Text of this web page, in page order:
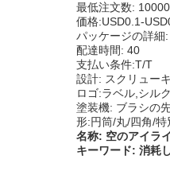
最低注文数: 10000
価格:USD0.1-
パッケージの詳細
配達時間: 40
支払い条件:T/T
設計: スクリュー
ロゴ:ラベル,シル
塗装機: ブラシの
形:円筒/丸/四角/特
名称: 空のアイラ
キーワード: 消耗